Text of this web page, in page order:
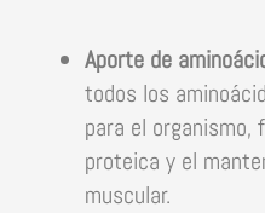
Aporte de
todos los
para el organismo,
proteica y el
muscular.